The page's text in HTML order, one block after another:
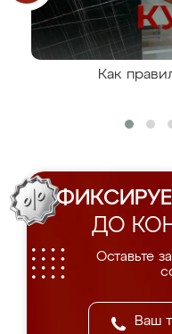
Как
ДО
Оставьте